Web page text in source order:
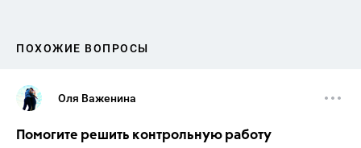
ПОХОЖИЕ ВОПРОСЫ
Оля Важенина
Помогите решить контрольную работу